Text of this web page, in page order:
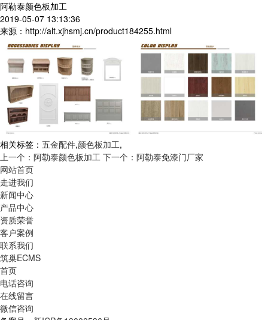
阿勒泰颜色板加工
2019-05-07 13:13:36
来源：http://alt.xjhsmj.cn/product184255.html
相关标签： 五金配件,颜色板加工,
上一个：阿勒泰颜色板加工 下一个：阿勒泰免漆门厂家
网站首页
走进我们
新闻中心
产品中心
资质荣誉
客户案例
联系我们
筑巢ECMS
首页
电话咨询
在线留言
微信咨询